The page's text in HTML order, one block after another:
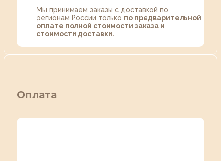
Мы принимаем заказы с доставкой по
регионам России только по предварительной
оплате полной стоимости заказа и
стоимости доставки.
Оплата